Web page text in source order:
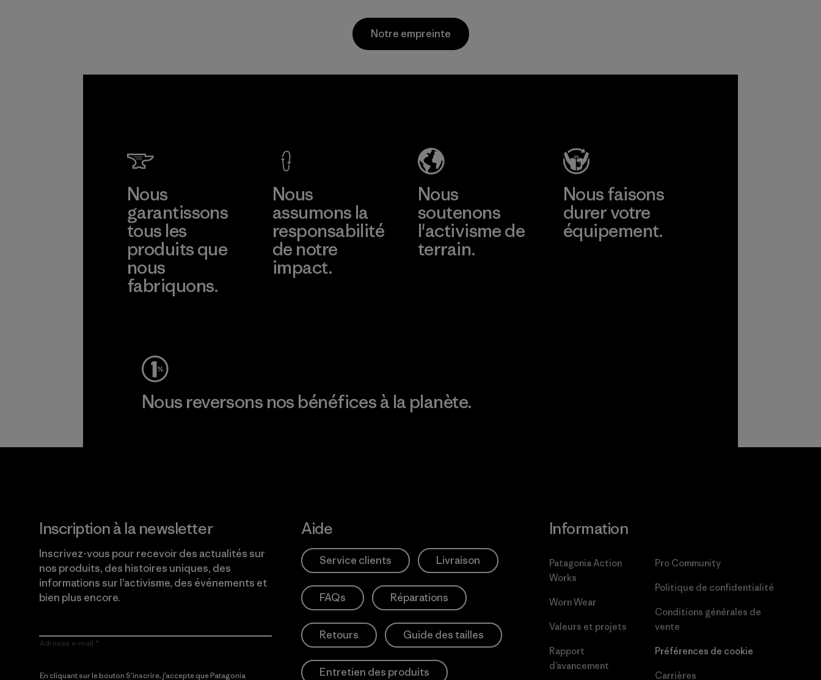
communautés de
pêcheurs en
Amérique du Sud.
Matières
Material-supplier
Notre empreinte
Nous
garantissons
tous les
produits que
nous
fabriquons.
Nous
assumons la
responsabilité
de notre
impact.
Nous
soutenons
l'activisme de
terrain.
Nous faisons
durer votre
équipement.
Nous reversons nos bénéfices à la planète.
Inscription à la newsletter
Inscrivez-vous pour recevoir des actualités sur
nos produits, des histoires uniques, des
informations sur l’activisme, des événements et
bien plus encore.
Adresse e-mail
En cliquant sur le bouton S’inscrire, j’accepte que Patagonia
Aide
Service clients Livraison
FAQs Réparations
Retours Guide des tailles
Entretien des produits
Information
Patagonia Action
Works
Worn Wear
Valeurs et projets
Rapport
d’avancement
Pro Community
Politique de confidentialité
Conditions générales de
vente
Préférences de cookie
Carrières